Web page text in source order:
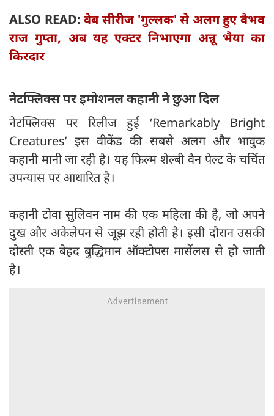
ALSO READ:वेब सीरीज 'गुल्लक' से अलग हुए वैभव
राज गुप्ता, अब यह एक्टर निभाएगा अन्नू भैया का
किरदार
नेटफ्लिक्स पर इमोशनल कहानी ने छुआ दिल
नेटफ्लिक्स पर रिलीज हुई ‘Remarkably Bright
Creatures’ इस वीकेंड की सबसे अलग और भावुक
कहानी मानी जा रही है। यह फिल्म शेल्बी वैन पेल्ट के चर्चित
उपन्यास पर आधारित है।
कहानी टोवा सुलिवन नाम की एक महिला की है, जो अपने
दुख और अकेलेपन से जूझ रही होती है। इसी दौरान उसकी
दोस्ती एक बेहद बुद्धिमान ऑक्टोपस मार्सेलस से हो जाती
है।